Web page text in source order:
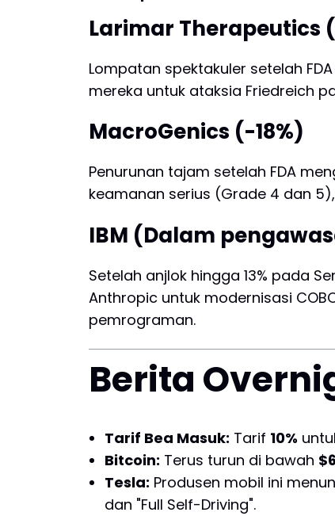
Larimar Therapeutics
Lompatan spektakuler setelah
mereka untuk ataksia Friedreich
MacroGenics (-18%)
Penurunan tajam setelah FDA
keamanan serius (Grade 4 dan
IBM (Dalam
Setelah anjlok hingga 13% pada
Anthropic untuk modernisasi
pemrograman.
Berita
Tarif Bea Masuk: Tarif 10%
Bitcoin: Terus turun di bawah
Tesla: Produsen mobil ini
dan "Full Self-Driving".